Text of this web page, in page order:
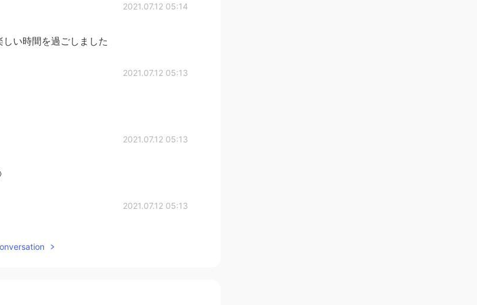
2021.07.12 05:14
い時間を過ごしました
2021.07.12 05:13
2021.07.12 05:13
2021.07.12 05:13